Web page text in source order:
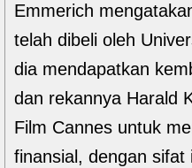
Emmerich
telah dibeli oleh
dia mendapatkan
dan rekannya Harald
Film Cannes untuk
finansial, dengan sifat